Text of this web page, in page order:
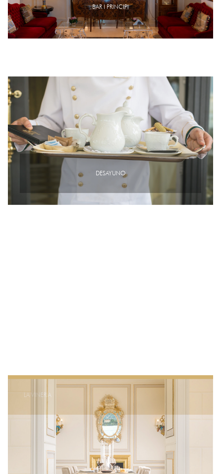
BAR I PRINCIPI
DESAYUNO
LA VINERÍA